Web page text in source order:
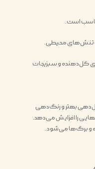
است.
و تنش‌های محیطی.
گل‌دهنده و سبزیجات
به گل‌دهی بهتر و رنگ‌دهی
را افزایش می‌دهد.
و برگ‌ها می‌شود.